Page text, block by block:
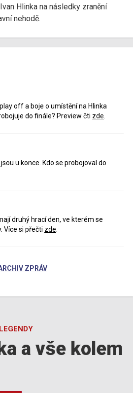
Hlinka na následky zranění
nehodě.
off a boje o umístění na Hlinka
do finále? Preview čti zde
u konce. Kdo se probojoval do
druhý hrací den, ve kterém se
Více si přečti zde
ZPRÁV
a vše kolem